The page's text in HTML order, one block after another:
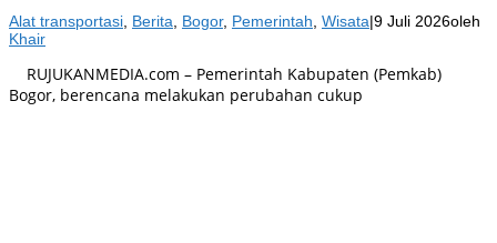
Alat transportasi Berita Bogor, Pemerintah Wisata|9 Juli 2026oleh
Khair
RUJUKANMEDIA.com – Pemerintah Kabupaten (Pemkab)
Bogor, berencana melakukan perubahan cukup